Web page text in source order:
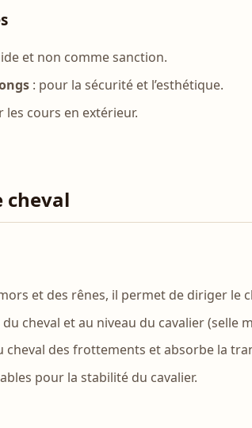
et non comme sanction.
: pour la sécurité et l’esthétique.
cours en extérieur.
cheval
et des rênes, il permet de diriger le
cheval et au niveau du cavalier (selle
cheval des frottements et absorbe la
pour la stabilité du cavalier.